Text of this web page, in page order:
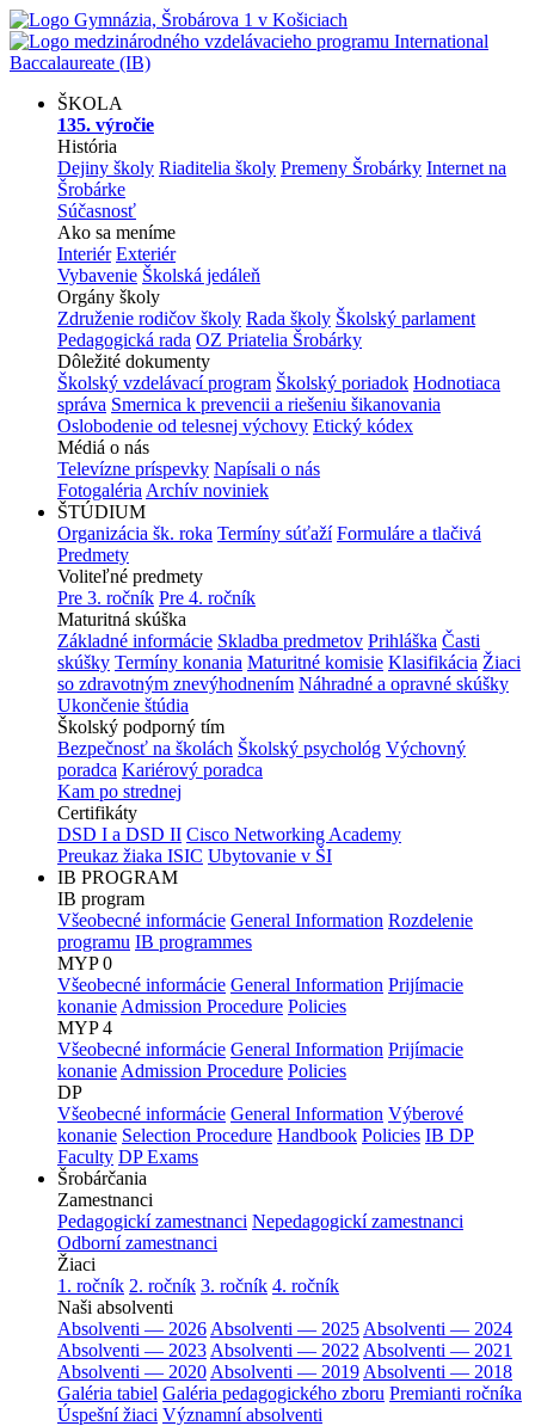
ŠKOLA
135. výročie
História
Dejiny školy Riaditelia školy Premeny Šrobárky Internet na
Šrobárke
Súčasnosť
Ako sa meníme
Interiér Exteriér
Vybavenie Školská jedáleň
Orgány školy
Združenie rodičov školy Rada školy Školský parlament
Pedagogická rada OZ Priatelia Šrobárky
Dôležité dokumenty
Školský vzdelávací program Školský poriadok Hodnotiaca
správa Smernica k prevencii a riešeniu šikanovania
Oslobodenie od telesnej výchovy Etický kódex
Médiá o nás
Televízne príspevky Napísali o nás
Fotogaléria Archív noviniek
ŠTÚDIUM
Organizácia šk. roka Termíny súťaží Formuláre a tlačivá
Predmety
Voliteľné predmety
Pre 3. ročník Pre 4. ročník
Maturitná skúška
Základné informácie Skladba predmetov Prihláška Časti
skúšky Termíny konania Maturitné komisie Klasifikácia Žiaci
so zdravotným znevýhodnením Náhradné a opravné skúšky
Ukončenie štúdia
Školský podporný tím
Bezpečnosť na školách Školský psychológ Výchovný
poradca Kariérový poradca
Kam po strednej
Certifikáty
DSD I a DSD II Cisco Networking Academy
Preukaz žiaka ISIC Ubytovanie v ŠI
IB PROGRAM
IB program
Všeobecné informácie General Information Rozdelenie
programu IB programmes
MYP 0
Všeobecné informácie General Information Prijímacie
konanie Admission Procedure Policies
MYP 4
Všeobecné informácie General Information Prijímacie
konanie Admission Procedure Policies
DP
Všeobecné informácie General Information Výberové
konanie Selection Procedure Handbook Policies IB DP
Faculty DP Exams
Šrobárčania
Zamestnanci
Pedagogickí zamestnanci Nepedagogickí zamestnanci
Odborní zamestnanci
Žiaci
1. ročník 2. ročník 3. ročník 4. ročník
Naši absolventi
Absolventi — 2026 Absolventi — 2025 Absolventi — 2024
Absolventi — 2023 Absolventi — 2022 Absolventi — 2021
Absolventi — 2020 Absolventi — 2019 Absolventi — 2018
Galéria tabiel Galéria pedagogického zboru Premianti ročníka
Úspešní žiaci Významní absolventi